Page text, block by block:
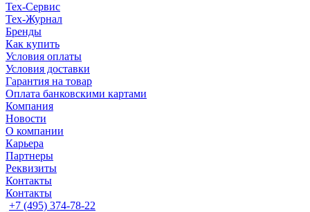
Tex-Сервис
Тех-Журнал
Бренды
Как купить
Условия оплаты
Условия доставки
Гарантия на товар
Оплата банковскими картами
Компания
Новости
О компании
Карьера
Партнеры
Реквизиты
Контакты
Контакты
+7 (495) 374-78-22